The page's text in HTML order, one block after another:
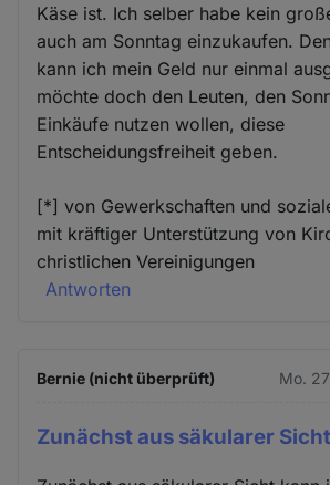
Käse ist. Ich selber habe kein
auch am Sonntag einzukaufen.
kann ich mein Geld nur einmal
möchte doch den Leuten, den
Einkäufe nutzen wollen, diese
Entscheidungsfreiheit geben.
[*] von Gewerkschaften und
mit kräftiger Unterstützung von
christlichen Vereinigungen
Antworten
Bernie (nicht überprüft) Mo.
Zunächst aus säkularer